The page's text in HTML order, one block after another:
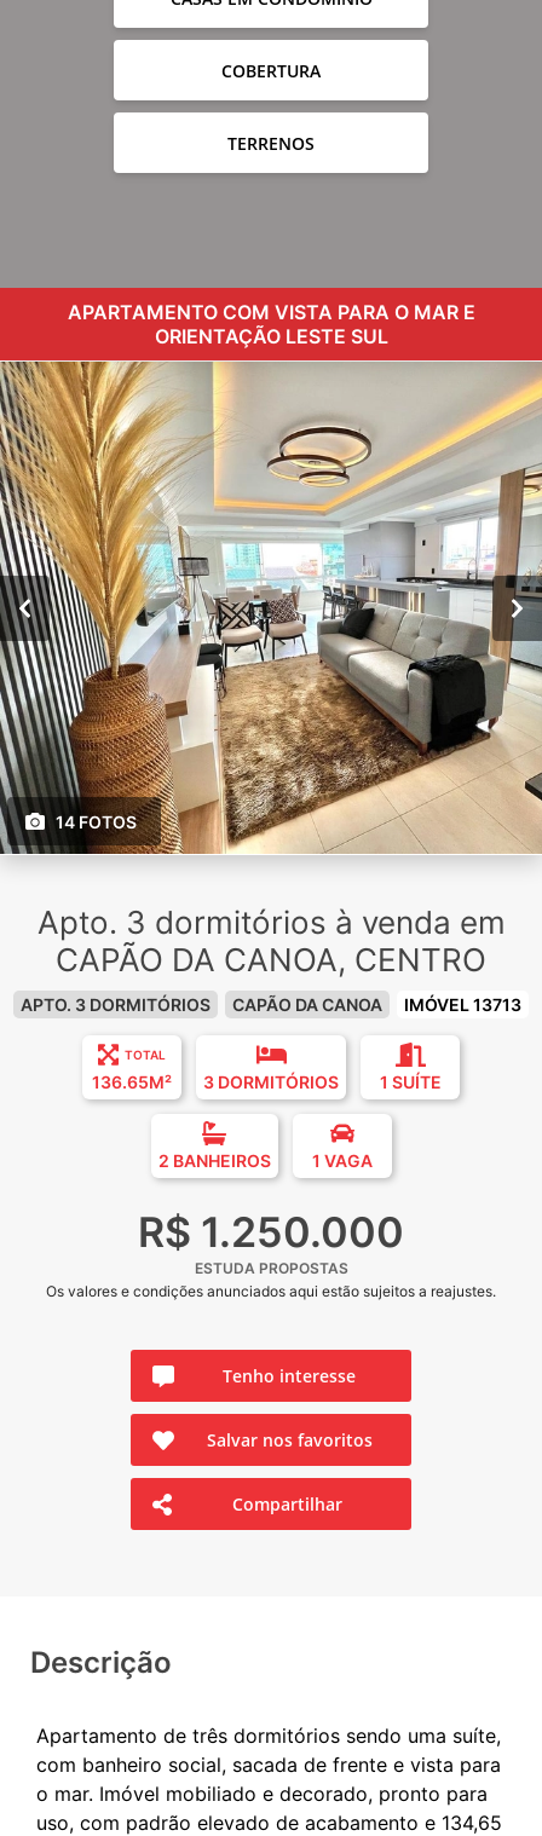
COBERTURA
TERRENOS
APARTAMENTO COM VISTA PARA O MAR E
ORIENTAÇÃO LESTE SUL
14 FOTOS
Apto. 3 dormitórios à venda em
CAPÃO DA CANOA, CENTRO
APTO. 3 DORMITÓRIOS CAPÃO DA CANOA IMÓVEL 13713
TOTAL
136.65M² 3 DORMITÓRIOS 1 SUÍTE
2 BANHEIROS 1 VAGA
R$ 1.250.000
ESTUDA PROPOSTAS
Os valores e condições anunciados aqui estão sujeitos a reajustes.
Tenho interesse
Salvar nos favoritos
Compartilhar
Descrição
Apartamento de três dormitórios sendo uma suíte,
com banheiro social, sacada de frente e vista para
o mar. Imóvel mobiliado e decorado, pronto para
uso, com padrão elevado de acabamento e 134,65